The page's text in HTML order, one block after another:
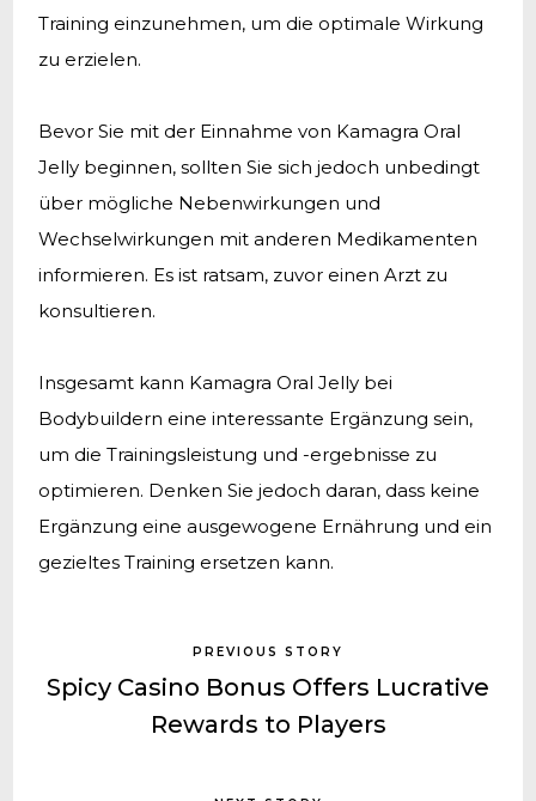
Training einzunehmen, um die optimale Wirkung
zu erzielen.
Bevor Sie mit der Einnahme von Kamagra Oral
Jelly beginnen, sollten Sie sich jedoch unbedingt
über mögliche Nebenwirkungen und
Wechselwirkungen mit anderen Medikamenten
informieren. Es ist ratsam, zuvor einen Arzt zu
konsultieren.
Insgesamt kann Kamagra Oral Jelly bei
Bodybuildern eine interessante Ergänzung sein,
um die Trainingsleistung und -ergebnisse zu
optimieren. Denken Sie jedoch daran, dass keine
Ergänzung eine ausgewogene Ernährung und ein
gezieltes Training ersetzen kann.
PREVIOUS STORY
Spicy Casino Bonus Offers Lucrative
Rewards to Players